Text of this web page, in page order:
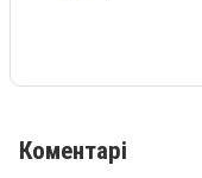
Коментарі